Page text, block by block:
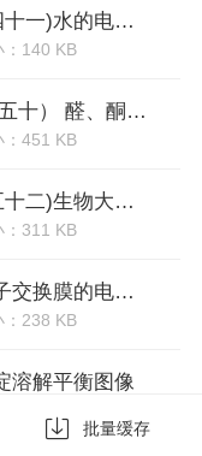
高三化学课下巩固精练卷(四十一)水的电离和溶液的pH
：140 KB
高三化学课下巩固精练卷（五十） 醛、酮、羧酸
：451 KB
高三化学课下巩固精练卷(五十二)生物大分子
：311 KB
高三化学热点提升(七)含离子交换膜的电化学装置
：238 KB
溶解平衡图像
 批量缓存